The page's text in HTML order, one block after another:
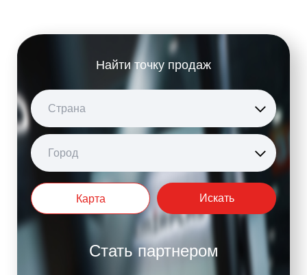
Найти точку продаж
Страна
Город
Карта Искать
Стать партнером